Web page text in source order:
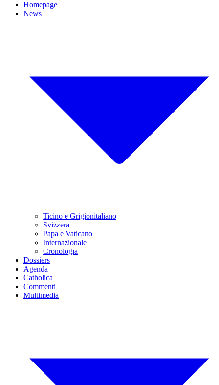
Homepage
News
Ticino e Grigionitaliano
Svizzera
Papa e Vaticano
Internazionale
Cronologia
Dossiers
Agenda
Catholica
Commenti
Multimedia